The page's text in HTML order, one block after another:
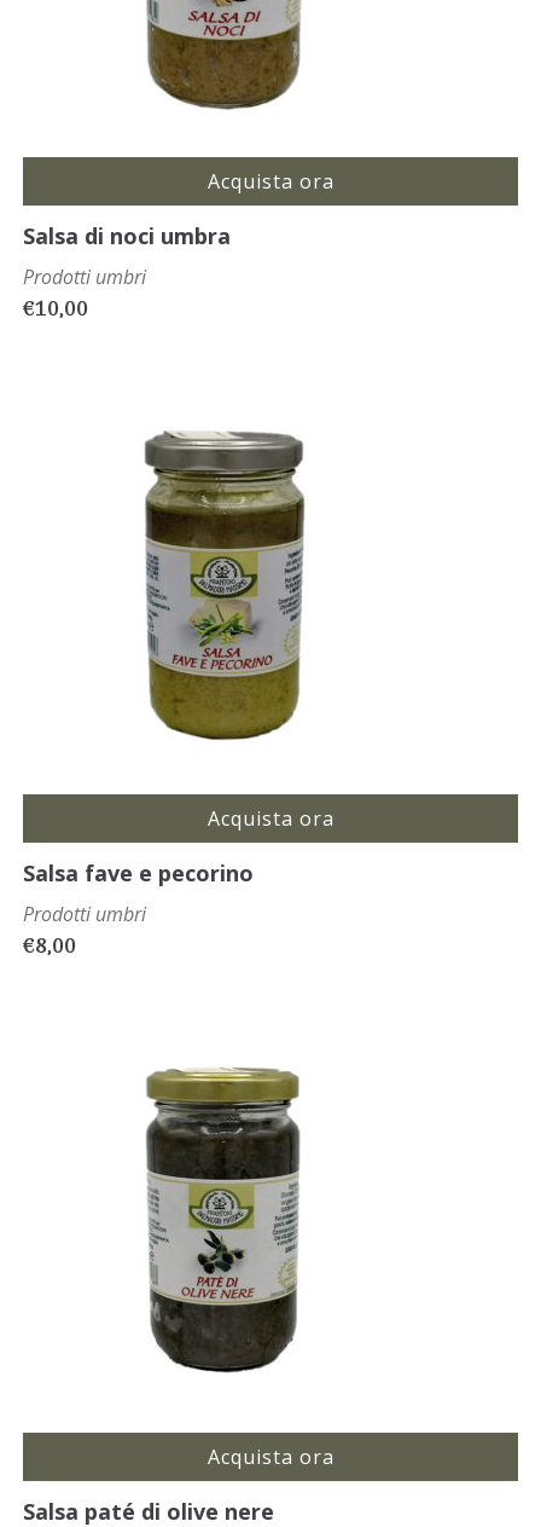
Acquista ora
Salsa di noci umbra
Prodotti umbri
€10,00
Acquista ora
Salsa fave e pecorino
Prodotti umbri
€8,00
Acquista ora
Salsa paté di olive nere